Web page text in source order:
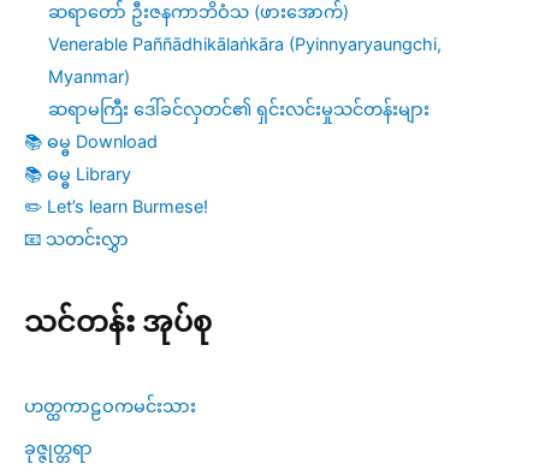
ဆရာတော် ဦးဇနကာဘိဝံသ (ဖားအောက်)
Venerable Paññādhikālaṅkāra (Pyinnyaryaungchi,
Myanmar)
ဆရာမကြီး ဒေါ်ခင်လှတင်၏ ရှင်းလင်းမှုသင်တန်းများ
📚 ဓမ္ဓ Download
📚 ဓမ္ဓ Library
✏️ Let’s learn Burmese!
📧 သတင်းလွှာ
သင်တန်း အုပ်စု
ဟတ္ထကာဠဝကမင်းသား
ခုဇ္ဇုတ္တရာ